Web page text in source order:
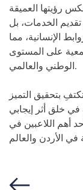
رؤيتها العميقة
الخدمات، بل
الإنسانية، مما
على المستوى
الوطني والعالمي.
بتحقيق التميز
خلق أثر إيجابي
أهم اللاعبين في